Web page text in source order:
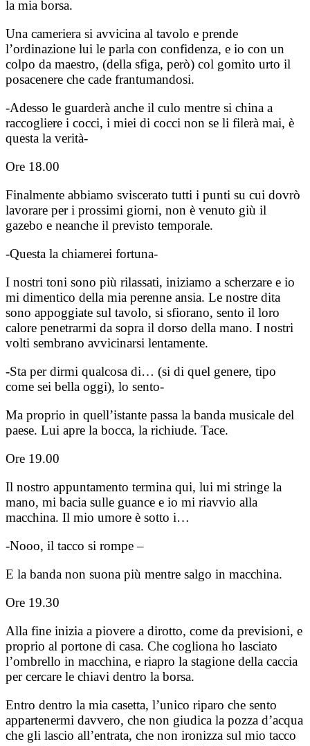
la mia borsa.
Una cameriera si avvicina al tavolo e prende
l’ordinazione lui le parla con confidenza, e io con un
colpo da maestro, (della sfiga, però) col gomito urto il
posacenere che cade frantumandosi.
-Adesso le guarderà anche il culo mentre si china a
raccogliere i cocci, i miei di cocci non se li filerà mai, è
questa la verità-
Ore 18.00
Finalmente abbiamo sviscerato tutti i punti su cui dovrò
lavorare per i prossimi giorni, non è venuto giù il
gazebo e neanche il previsto temporale.
-Questa la chiamerei fortuna-
I nostri toni sono più rilassati, iniziamo a scherzare e io
mi dimentico della mia perenne ansia. Le nostre dita
sono appoggiate sul tavolo, si sfiorano, sento il loro
calore penetrarmi da sopra il dorso della mano. I nostri
volti sembrano avvicinarsi lentamente.
-Sta per dirmi qualcosa di… (si di quel genere, tipo
come sei bella oggi), lo sento-
Ma proprio in quell’istante passa la banda musicale del
paese. Lui apre la bocca, la richiude. Tace.
Ore 19.00
Il nostro appuntamento termina qui, lui mi stringe la
mano, mi bacia sulle guance e io mi riavvio alla
macchina. Il mio umore è sotto i…
-Nooo, il tacco si rompe –
E la banda non suona più mentre salgo in macchina.
Ore 19.30
Alla fine inizia a piovere a dirotto, come da previsioni, e
proprio al portone di casa. Che cogliona ho lasciato
l’ombrello in macchina, e riapro la stagione della caccia
per cercare le chiavi dentro la borsa.
Entro dentro la mia casetta, l’unico riparo che sento
appartenermi davvero, che non giudica la pozza d’acqua
che gli lascio all’entrata, che non ironizza sul mio tacco